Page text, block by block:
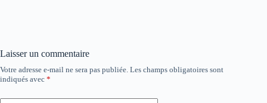
Laisser un commentaire
Votre adresse e-mail ne sera pas publiée. Les champs obligatoires sont
indiqués avec *